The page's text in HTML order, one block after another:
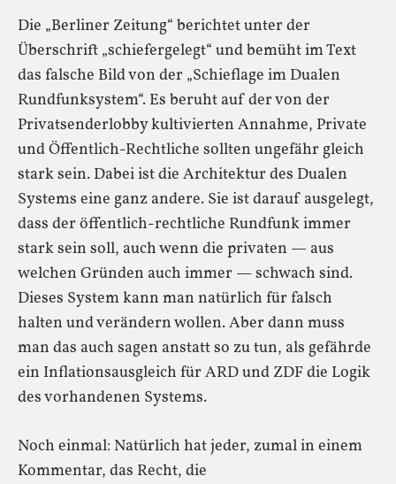
Die „Berliner Zeitung“ berichtet unter der
Überschrift „schiefergelegt“ und bemüht im Text
das falsche Bild von der „Schieflage im Dualen
Rundfunksystem“. Es beruht auf der von der
Privatsenderlobby kultivierten Annahme, Private
und Öffentlich-Rechtliche sollten ungefähr gleich
stark sein. Dabei ist die Architektur des Dualen
Systems eine ganz andere. Sie ist darauf ausgelegt,
dass der öffentlich-rechtliche Rundfunk immer
stark sein soll, auch wenn die privaten — aus
welchen Gründen auch immer — schwach sind.
Dieses System kann man natürlich für falsch
halten und verändern wollen. Aber dann muss
man das auch sagen anstatt so zu tun, als gefährde
ein Inflationsausgleich für ARD und ZDF die Logik
des vorhandenen Systems.
Noch einmal: Natürlich hat jeder, zumal in einem
Kommentar, das Recht, die